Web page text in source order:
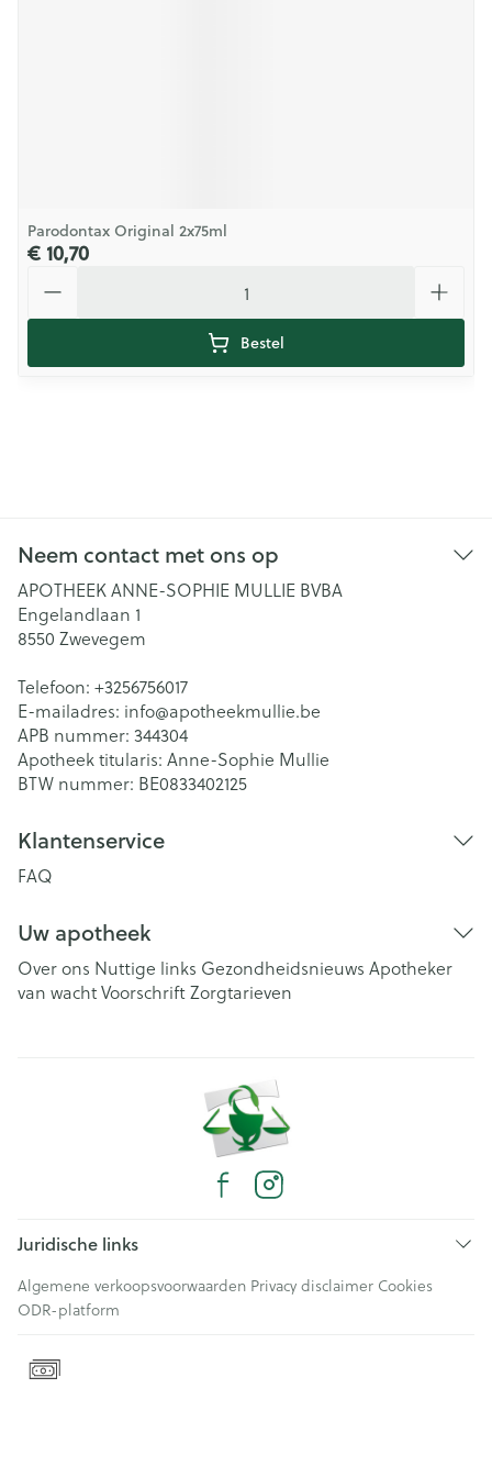
Parodontax Original 2x75ml
€ 10,70
Bestel
Neem contact met ons op
APOTHEEK ANNE-SOPHIE MULLIE BVBA
Engelandlaan 1
8550 Zwevegem
Telefoon: +3256756017
E-mailadres: info@apotheekmullie.be
APB nummer: 344304
Apotheek titularis: Anne-Sophie Mullie
BTW nummer: BE0833402125
Klantenservice
FAQ
Uw apotheek
Over ons Nuttige links Gezondheidsnieuws Apotheker
van wachtVoorschriftZorgtarieven
Juridische links
Algemene verkoopsvoorwaarden Privacy disclaimer Cookies
ODR-platform